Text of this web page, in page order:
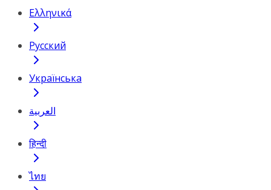
Ελληνικά
Русский
Українська
العربية
हिन्दी
ไทย